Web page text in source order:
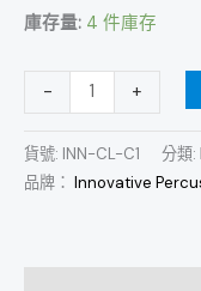
庫存量: 4 件庫存
-
桃
鐘
槌
+
貨號: INN-CL-C1 分類:
品牌： Innovative